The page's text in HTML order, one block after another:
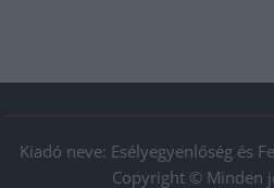
Kiadó neve: Esélyegyenlőség és
Copyright © Minden